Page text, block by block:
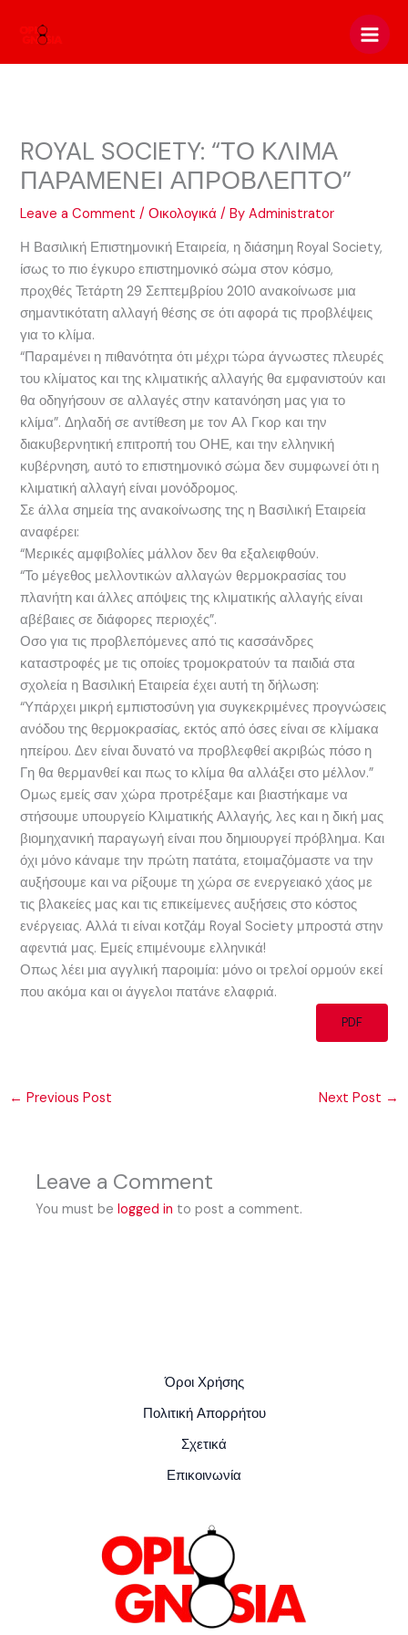
ROYAL SOCIETY: “ΤΟ ΚΛΙΜΑ
ΠΑΡΑΜΕΝΕΙ ΑΠΡΟΒΛΕΠΤΟ”
Leave a Comment /Οικολογικά / ByAdministrator
Η Βασιλική Επιστημονική Εταιρεία, η διάσημη Royal Society,
ίσως το πιο έγκυρο επιστημονικό σώμα στον κόσμο,
προχθές Τετάρτη 29 Σεπτεμβρίου 2010 ανακοίνωσε μια
σημαντικότατη αλλαγή θέσης σε ότι αφορά τις προβλέψεις
για το κλίμα.
“Παραμένει η πιθανότητα ότι μέχρι τώρα άγνωστες πλευρές
του κλίματος και της κλιματικής αλλαγής θα εμφανιστούν και
θα οδηγήσουν σε αλλαγές στην κατανόηση μας για το
κλίμα”. Δηλαδή σε αντίθεση με τον Αλ Γκορ και την
διακυβερνητική επιτροπή του ΟΗΕ, και την ελληνική
κυβέρνηση, αυτό το επιστημονικό σώμα δεν συμφωνεί ότι η
κλιματική αλλαγή είναι μονόδρομος.
Σε άλλα σημεία της ανακοίνωσης της η Βασιλική Εταιρεία
αναφέρει:
“Μερικές αμφιβολίες μάλλον δεν θα εξαλειφθούν.
“Το μέγεθος μελλοντικών αλλαγών θερμοκρασίας του
πλανήτη και άλλες απόψεις της κλιματικής αλλαγής είναι
αβέβαιες σε διάφορες περιοχές”.
Οσο για τις προβλεπόμενες από τις κασσάνδρες
καταστροφές με τις οποίες τρομοκρατούν τα παιδιά στα
σχολεία η Βασιλική Εταιρεία έχει αυτή τη δήλωση:
“Υπάρχει μικρή εμπιστοσύνη για συγκεκριμένες προγνώσεις
ανόδου της θερμοκρασίας, εκτός από όσες είναι σε κλίμακα
ηπείρου. Δεν είναι δυνατό να προβλεφθεί ακριβώς πόσο η
Γη θα θερμανθεί και πως το κλίμα θα αλλάξει στο μέλλον.”
Ομως εμείς σαν χώρα προτρέξαμε και βιαστήκαμε να
στήσουμε υπουργείο Κλιματικής Αλλαγής, λες και η δική μας
βιομηχανική παραγωγή είναι που δημιουργεί πρόβλημα. Και
όχι μόνο κάναμε την πρώτη πατάτα, ετοιμαζόμαστε να την
αυξήσουμε και να ρίξουμε τη χώρα σε ενεργειακό χάος με
τις βλακείες μας και τις επικείμενες αυξήσεις στο κόστος
ενέργειας. Αλλά τι είναι κοτζάμ Royal Society μπροστά στην
αφεντιά μας. Εμείς επιμένουμε ελληνικά!
Οπως λέει μια αγγλική παροιμία: μόνο οι τρελοί ορμούν εκεί
που ακόμα και οι άγγελοι πατάνε ελαφριά.
PDF
← Previous Post Next Post →
Leave a Comment
You must belogged in to post a comment.
Όροι Χρήσης
Πολιτική Απορρήτου
Σχετικά
Επικοινωνία